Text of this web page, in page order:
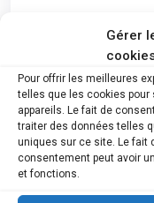
Gérer
Pour offrir les meilleures
telles que les cookies
appareils. Le fait de
traiter des données telles
uniques sur ce site. Le fait
consentement peut avoir
et fonctions.